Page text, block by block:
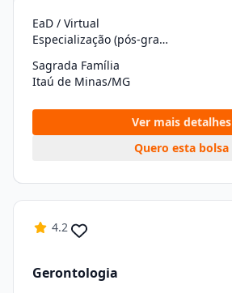
EaD / Virtual
Especialização (pós-graduação)
Sagrada Família
Itaú de Minas/MG
Ver mais detalhes
Quero esta bolsa
4.2
Gerontologia